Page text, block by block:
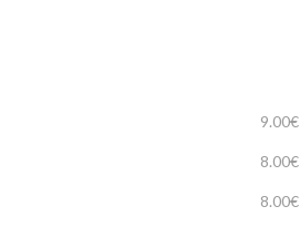
9.00€
8.00€
8.00€